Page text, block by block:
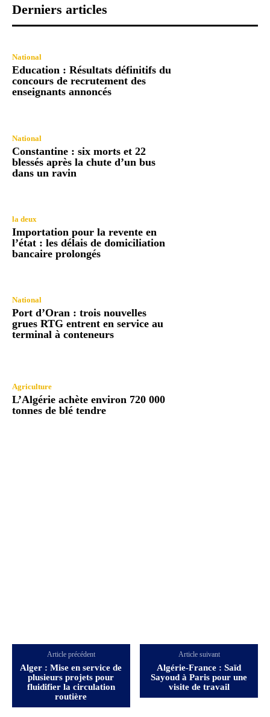
Derniers articles
National
Education : Résultats définitifs du
concours de recrutement des
enseignants annoncés
National
Constantine : six morts et 22
blessés après la chute d’un bus
dans un ravin
la deux
Importation pour la revente en
l’état : les délais de domiciliation
bancaire prolongés
National
Port d’Oran : trois nouvelles
grues RTG entrent en service au
terminal à conteneurs
Agriculture
L’Algérie achète environ 720 000
tonnes de blé tendre
Article précédent
Alger : Mise en service de
plusieurs projets pour
fluidifier la circulation
routière
Article suivant
Algérie-France : Saïd
Sayoud à Paris pour une
visite de travail